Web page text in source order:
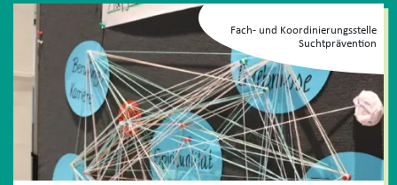
Fach- und Koordinierungsstelle
Suchtprävention